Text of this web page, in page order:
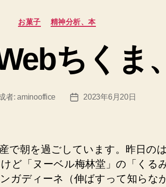
カ
テ
リ
ー
お菓子 精神分析、本
ちくま
者:aminooffice
投
2023年6月20日
で朝を過ごしています。昨日の
ど「ヌーベル梅林堂」の「くる
ガディーネ（伸ばすって知らな